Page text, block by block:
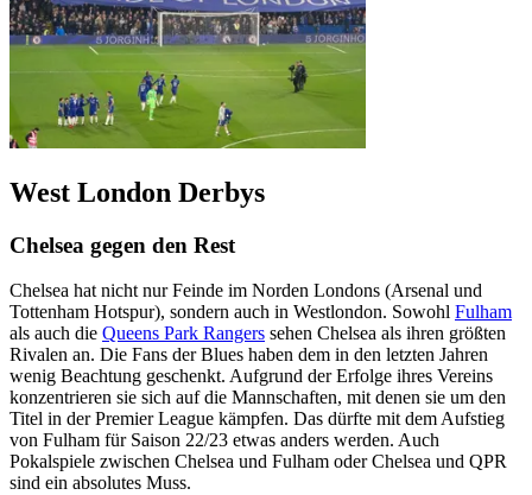
West London Derbys
Chelsea gegen den Rest
Chelsea hat nicht nur Feinde im Norden Londons (Arsenal und
Tottenham Hotspur), sondern auch in Westlondon. Sowohl Fulham
als auch die Queens Park Rangers sehen Chelsea als ihren größten
Rivalen an. Die Fans der Blues haben dem in den letzten Jahren
wenig Beachtung geschenkt. Aufgrund der Erfolge ihres Vereins
konzentrieren sie sich auf die Mannschaften, mit denen sie um den
Titel in der Premier League kämpfen. Das dürfte mit dem Aufstieg
von Fulham für Saison 22/23 etwas anders werden. Auch
Pokalspiele zwischen Chelsea und Fulham oder Chelsea und QPR
sind ein absolutes Muss.